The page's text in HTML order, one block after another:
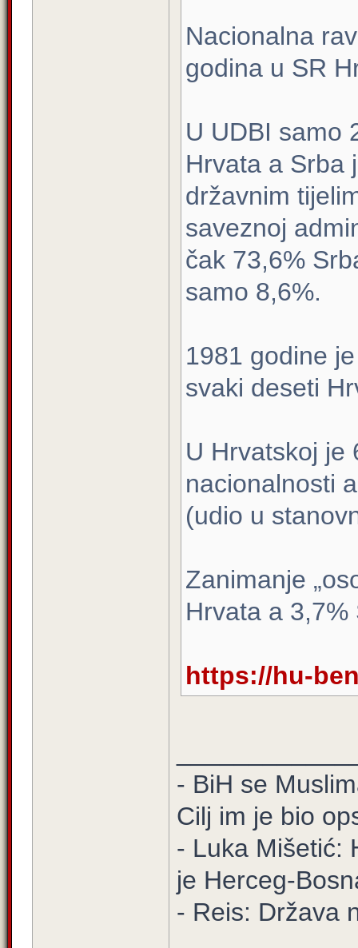
Nacionalna
godina u SR
U UDBI samo
Hrvata a Srba
državnim
saveznoj
čak 73,6%
samo 8,6%.
1981 godine
svaki deseti
U Hrvatskoj je
nacionalnosti
(udio u
Zanimanje
Hrvata a 3,7%
https://hu-
- BiH se
Cilj im je bio
- Luka Mišetić:
je Herceg-
- Reis: Država